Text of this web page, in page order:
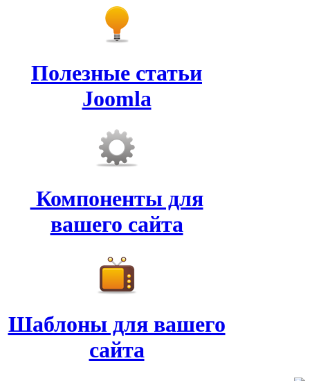
Полезные статьи
Joomla
Компоненты для
вашего сайта
Шаблоны для вашего
сайта